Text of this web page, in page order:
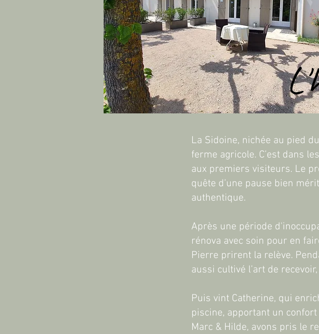
​La Sidoine, nichée au pied
ferme agricole. C’est dans
aux premiers visiteurs. Le
quête d’une pause bien
authentique.
Après une période
rénova avec soin pour en
Pierre prirent la relève.
aussi cultivé l’art de
Puis vint Catherine, qui
piscine, apportant un
Marc & Hilde, avons pris le